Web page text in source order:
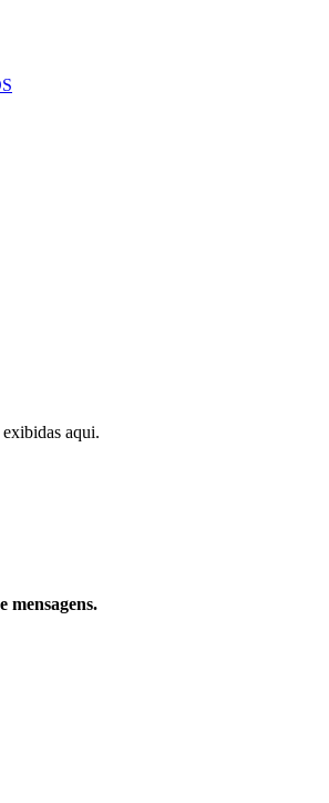
exibidas aqui.
mensagens.